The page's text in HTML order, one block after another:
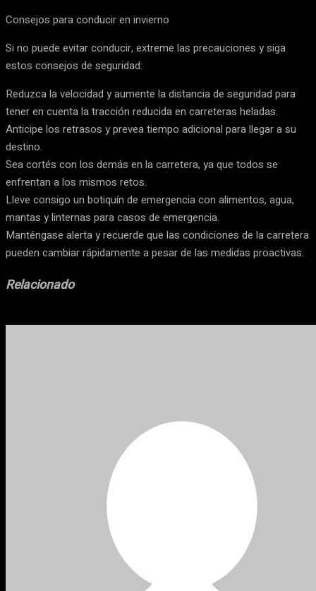
Consejos para conducir en invierno
Si no puede evitar conducir, extreme las precauciones y siga
estos consejos de seguridad:
Reduzca la velocidad y aumente la distancia de seguridad para
tener en cuenta la tracción reducida en carreteras heladas.
Anticipe los retrasos y prevea tiempo adicional para llegar a su
destino.
Sea cortés con los demás en la carretera, ya que todos se
enfrentan a los mismos retos.
Lleve consigo un botiquín de emergencia con alimentos, agua,
mantas y linternas para casos de emergencia.
Manténgase alerta y recuerde que las condiciones de la carretera
pueden cambiar rápidamente a pesar de las medidas proactivas.
Relacionado